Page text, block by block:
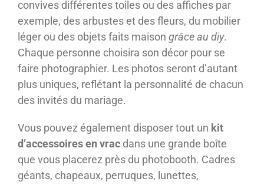
convives différentes toiles ou des affiches par
exemple, des arbustes et des fleurs, du mobilier
léger ou des objets faits maison grâce au diy.
Chaque personne choisira son décor pour se
faire photographier. Les photos seront d’autant
plus uniques, reflétant la personnalité de chacun
des invités du mariage.
Vous pouvez également disposer tout un kit
d’accessoires en vrac dans une grande boîte
que vous placerez près du photobooth. Cadres
géants, chapeaux, perruques, lunettes,